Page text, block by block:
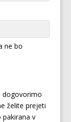
ne bo
dogovorimo
želite prejeti
v